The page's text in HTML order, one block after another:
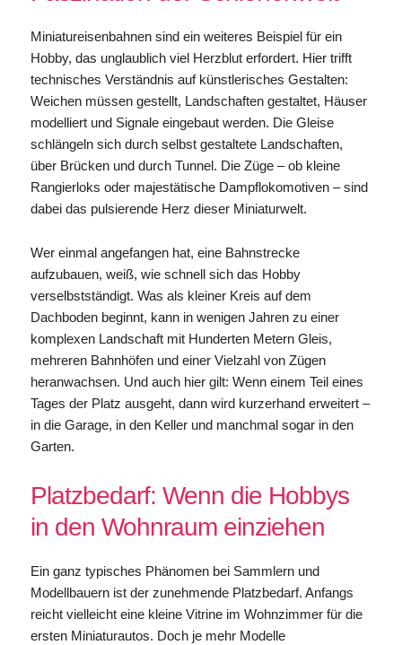
Miniatureisenbahnen sind ein weiteres Beispiel für ein
Hobby, das unglaublich viel Herzblut erfordert. Hier trifft
technisches Verständnis auf künstlerisches Gestalten:
Weichen müssen gestellt, Landschaften gestaltet, Häuser
modelliert und Signale eingebaut werden. Die Gleise
schlängeln sich durch selbst gestaltete Landschaften,
über Brücken und durch Tunnel. Die Züge – ob kleine
Rangierloks oder majestätische Dampflokomotiven – sind
dabei das pulsierende Herz dieser Miniaturwelt.
Wer einmal angefangen hat, eine Bahnstrecke
aufzubauen, weiß, wie schnell sich das Hobby
verselbstständigt. Was als kleiner Kreis auf dem
Dachboden beginnt, kann in wenigen Jahren zu einer
komplexen Landschaft mit Hunderten Metern Gleis,
mehreren Bahnhöfen und einer Vielzahl von Zügen
heranwachsen. Und auch hier gilt: Wenn einem Teil eines
Tages der Platz ausgeht, dann wird kurzerhand erweitert –
in die Garage, in den Keller und manchmal sogar in den
Garten.
Platzbedarf: Wenn die Hobbys
in den Wohnraum einziehen
Ein ganz typisches Phänomen bei Sammlern und
Modellbauern ist der zunehmende Platzbedarf. Anfangs
reicht vielleicht eine kleine Vitrine im Wohnzimmer für die
ersten Miniaturautos. Doch je mehr Modelle